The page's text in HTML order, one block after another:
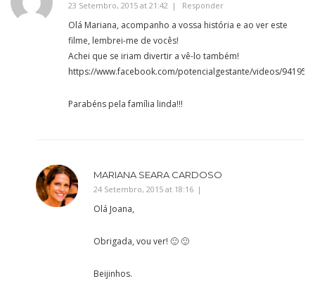
23 Setembro, 2015 at 21:42 Responder
Olá Mariana, acompanho a vossa história e ao ver este
filme, lembrei-me de vocês!
Achei que se iriam divertir a vê-lo também!
https://www.facebook.com/potencialgestante/videos/
Parabéns pela família linda!!!
MARIANA SEARA CARDOSO
24 Setembro, 2015 at 18:16
Olá Joana,
Obrigada, vou ver! 🙂 🙂
Beijinhos.